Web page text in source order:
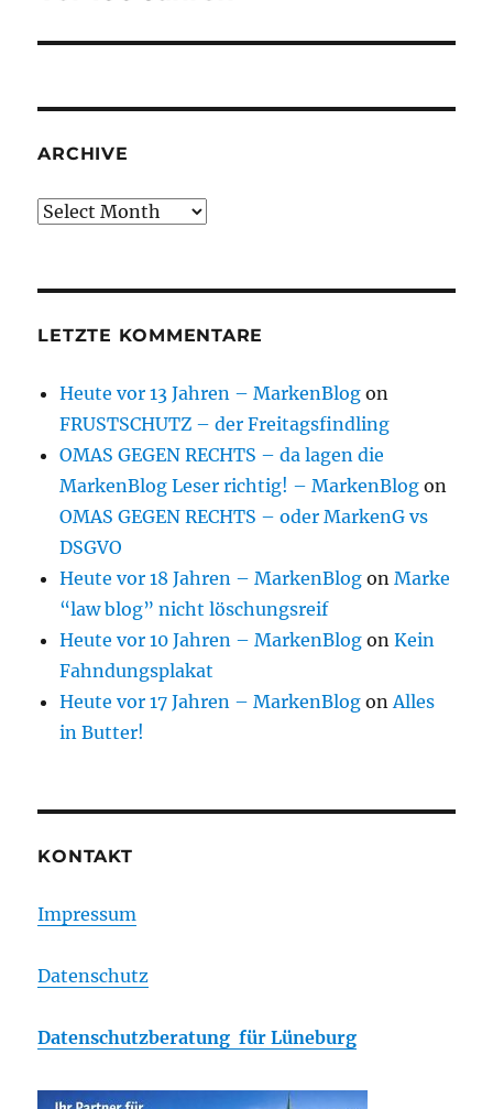
ARCHIVE
Archive
LETZTE KOMMENTARE
Heute vor 13 Jahren – MarkenBlog on
FRUSTSCHUTZ – der Freitagsfindling
OMAS GEGEN RECHTS – da lagen die
MarkenBlog Leser richtig! – MarkenBlog on
OMAS GEGEN RECHTS – oder MarkenG vs
DSGVO
Heute vor 18 Jahren – MarkenBlog onMarke
“law blog” nicht löschungsreif
Heute vor 10 Jahren – MarkenBlog onKein
Fahndungsplakat
Heute vor 17 Jahren – MarkenBlog onAlles
in Butter!
KONTAKT
Impressum
Datenschutz
Datenschutzberatung für Lüneburg